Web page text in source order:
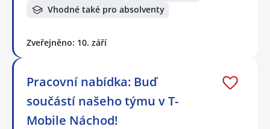
Vhodné také pro absolventy
Zveřejněno: 10. září
Pracovní nabídka: Buď
součástí našeho týmu v T-
Mobile Náchod!